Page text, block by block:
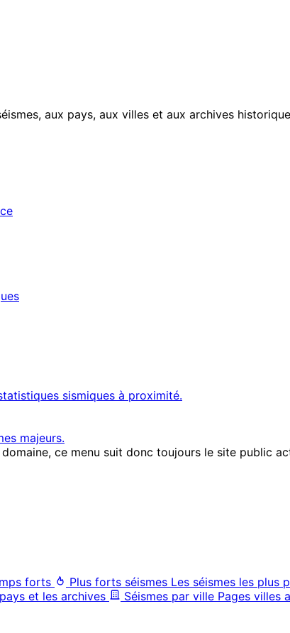
aux pays, aux villes et aux archives
sismiques à proximité.
majeurs.
ce menu suit donc toujours le site public
forts Plus forts séismes Les séismes les plus
et les archives Séismes par ville Pages villes